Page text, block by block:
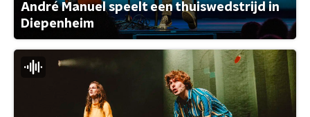
André Manuel speelt een thuiswedstrijd in
Diepenheim